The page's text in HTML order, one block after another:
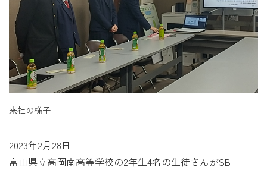
来社の様子
2023年2月28日
富山県立高岡南高等学校の2年生4名の生徒さんがSB